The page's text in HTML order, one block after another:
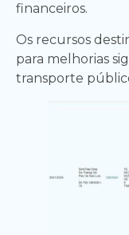
financeiros.
Os recursos
para melhorias
transporte